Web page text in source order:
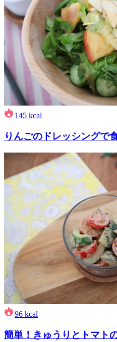
145 kcal
りんごのドレッシングで
96 kcal
簡単！きゅうりとトマト